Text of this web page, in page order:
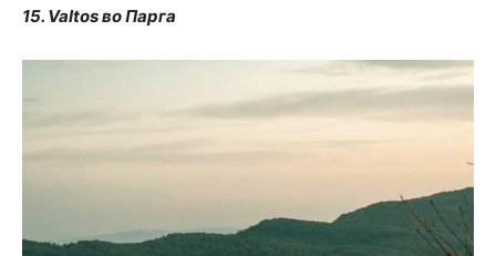
15. Valtos во Парга